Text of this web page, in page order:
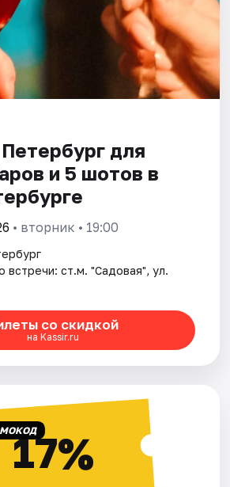
для
и 5 шотов в
• вторник • 19:00
встречи: ст.м. "Садовая", ул.
со скидкой
на Kassir.ru
17%